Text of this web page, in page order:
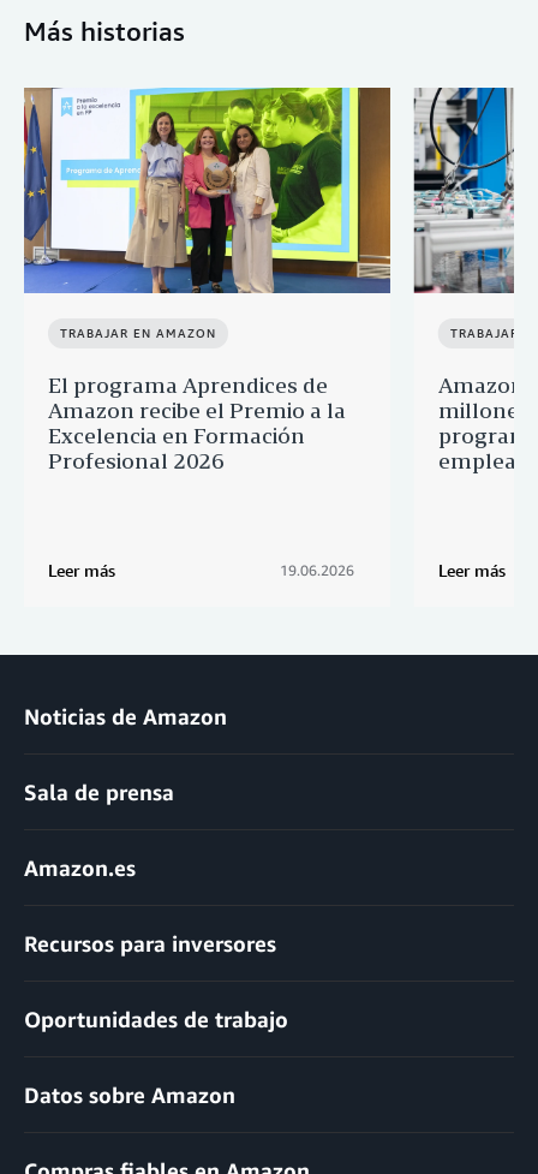
Más historias
TRABAJAR EN AMAZON
El programa Aprendices de
Amazon recibe el Premio a la
Excelencia en Formación
Profesional 2026
Leer más 19.06.2026
TRABAJAR
Amazon
millones
Leer más
Noticias de Amazon
Sala de prensa
Amazon.es
Recursos para inversores
Oportunidades de trabajo
Datos sobre Amazon